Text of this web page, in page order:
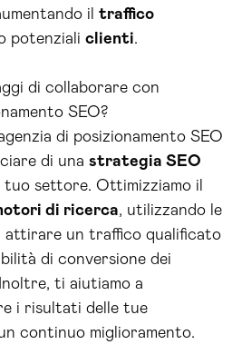
il traffico
potenziali clienti.
di collaborare con
SEO?
di posizionamento SEO
di una strategia SEO
settore. Ottimizziamo il
di ricerca, utilizzando le
attirare un traffico qualificato
di conversione dei
ti aiutiamo a
i risultati delle tue
continuo miglioramento.